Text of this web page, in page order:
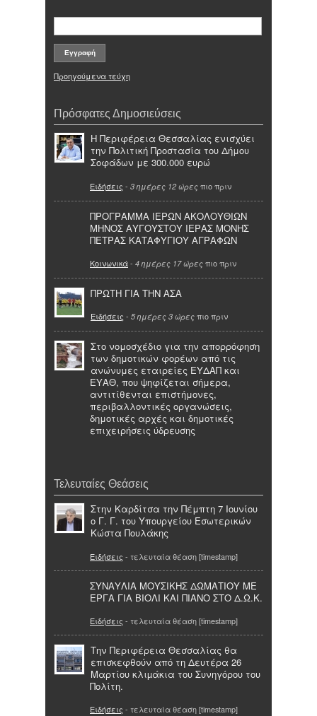
Προηγούμενα τεύχη
Πρόσφατες Δημοσιεύσεις
Η Περιφέρεια Θεσσαλίας ενισχύει
την Πολιτική Προστασία του Δήμου
Σοφάδων με 300.000 ευρώ
Ειδήσεις - 3 ημέρες 12 ώρες πιο πριν
ΠΡΟΓΡΑΜΜΑ ΙΕΡΩΝ ΑΚΟΛΟΥΘΙΩΝ
ΜΗΝΟΣ ΑΥΓΟΥΣΤΟΥ ΙΕΡΑΣ ΜΟΝΗΣ
ΠΕΤΡΑΣ ΚΑΤΑΦΥΓΙΟΥ ΑΓΡΑΦΩΝ
Κοινωνικά- 4 ημέρες 17 ώρες πιο πριν
ΠΡΩΤΗ ΓΙΑ ΤΗΝ ΑΣΑ
Ειδήσεις - 5 ημέρες 3 ώρες πιο πριν
Στο νομοσχέδιο για την απορρόφηση
των δημοτικών φορέων από τις
ανώνυμες εταιρείες ΕΥΔΑΠ και
ΕΥΑΘ, που ψηφίζεται σήμερα,
αντιτίθενται επιστήμονες,
περιβαλλοντικές οργανώσεις,
δημοτικές αρχές και δημοτικές
επιχειρήσεις ύδρευσης
Τελευταίες Θεάσεις
Στην Καρδίτσα την Πέμπτη 7 Ιουνίου
ο Γ. Γ. του Υπουργείου Εσωτερικών
Κώστα Πουλάκης
Ειδήσεις - τελευταία θέαση [timestamp]
ΣΥΝΑΥΛΙΑ ΜΟΥΣΙΚΗΣ ΔΩΜΑΤΙΟΥ ΜΕ
ΕΡΓΑ ΓΙΑ ΒΙΟΛΙ ΚΑΙ ΠΙΑΝΟ ΣΤΟ Δ.Ω.Κ.
Ειδήσεις - τελευταία θέαση [timestamp]
Την Περιφέρεια Θεσσαλίας θα
επισκεφθούν από τη Δευτέρα 26
Μαρτίου κλιµάκια του Συνηγόρου του
Πολίτη.
Ειδήσεις - τελευταία θέαση [timestamp]